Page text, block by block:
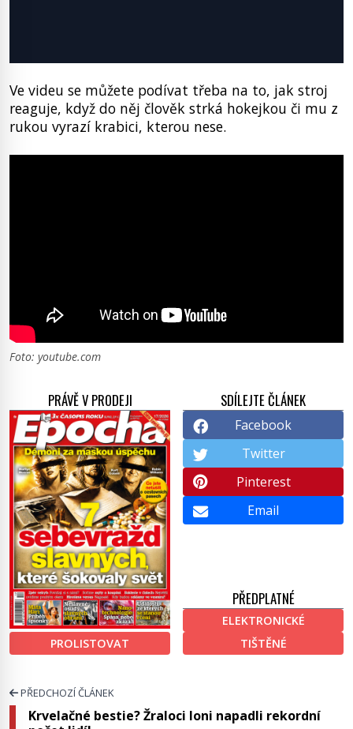
Ve videu se můžete podívat třeba na to, jak stroj
reaguje, když do něj člověk strká hokejkou či mu z
rukou vyrazí krabici, kterou nese.
Foto: youtube.com
PRÁVĚ V PRODEJI
PROLISTOVAT
SDÍLEJTE ČLÁNEK
Facebook
Twitter
Pinterest
Email
PŘEDPLATNÉ
ELEKTRONICKÉ
TIŠTĚNÉ
PŘEDCHOZÍ ČLÁNEK
Krvelačné bestie? Žraloci loni napadli rekordní